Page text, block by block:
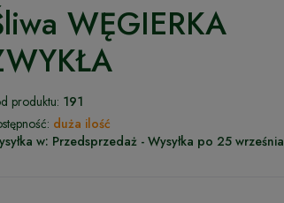
WĘGIERKA
produktu: 191
duża ilość
w: Przedsprzedaż - Wysyłka po 25 września